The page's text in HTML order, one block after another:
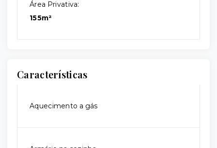
Área Privativa:
155m²
Características
Aquecimento a gás